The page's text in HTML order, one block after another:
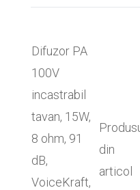
Difuzor PA
100V
incastrabil
tavan, 15W,
8 ohm, 91
dB,
VoiceKraft,
din
articol